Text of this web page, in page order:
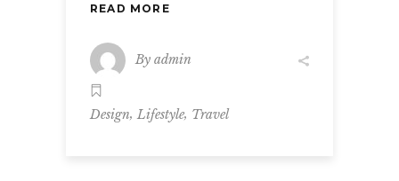
READ MORE
By admin
Design, Lifestyle, Travel